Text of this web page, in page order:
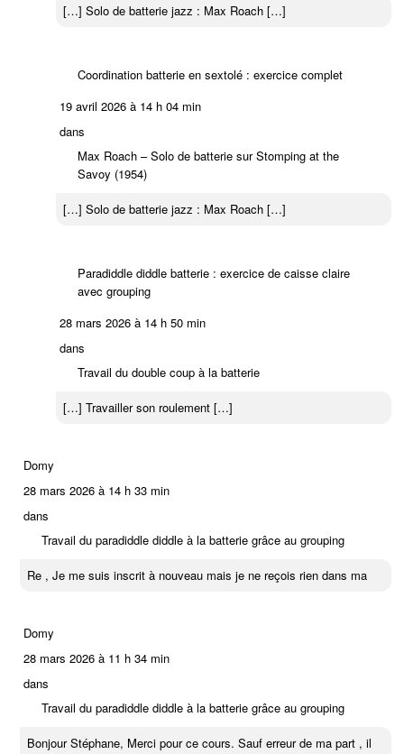
[…] Solo de batterie jazz : Max Roach […]
Coordination batterie en sextolé : exercice complet
19 avril 2026 à 14 h 04 min
dans
Max Roach – Solo de batterie sur Stomping at the
Savoy (1954)
[…] Solo de batterie jazz : Max Roach […]
Paradiddle diddle batterie : exercice de caisse claire
avec grouping
28 mars 2026 à 14 h 50 min
dans
Travail du double coup à la batterie
[…] Travailler son roulement […]
Domy
28 mars 2026 à 14 h 33 min
dans
Travail du paradiddle diddle à la batterie grâce au grouping
Re , Je me suis inscrit à nouveau mais je ne reçois rien dans ma
Domy
28 mars 2026 à 11 h 34 min
dans
Travail du paradiddle diddle à la batterie grâce au grouping
Bonjour Stéphane, Merci pour ce cours. Sauf erreur de ma part , il